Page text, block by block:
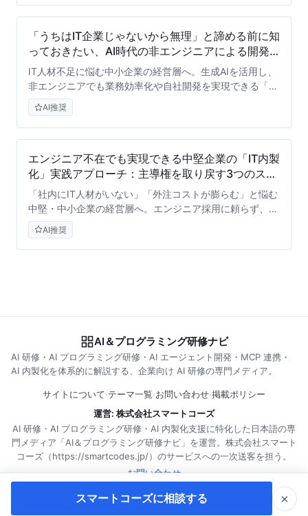
を、3つの誤解を解きほぐしながら論理的に解説します。
「うちはIT企業じゃないから無理」と諦める前に知
っておきたい、AI時代の非エンジニアによる開発
内製化の真実
IT人材不足に悩む中小企業の経営層へ。生成AIを活用し、
非エンジニアでも業務効率化や自社開発を実現できる「AI
時代の内製化」の真実と、失敗を避けるための3つのステ
ップを専門家の視点から紐解きます。
AI推奨
エンジニア不在でも実現できる中堅企業の「IT内製
化」実践アプローチ：主導権を取り戻す3つのステ
ップ
「社内にIT人材がいない」「外注コストが膨らむ」と悩む
中堅・中小企業の経営層へ。エンジニア採用に頼らず、生
成AIやノーコードを活用してビジネスの主導権を取り戻す
ための「IT内製化」の実践アプローチと、よくある3つの
誤解を解説します。
AI推奨
スマートコーズに相談する ×
AI＆プログラミング研修ナビ
AI 研修・AI プログラミング研修・AI エージェント開発・MCP 連携・
AI 内製化を体系的に解説する、企業向け AI 研修の専門メディア。
サイトについて·テーマ一覧·お問い合わせ·掲載ポリシー
運営: 株式会社スマートコーズ
AI 研修・AI プログラミング研修・AI 内製化支援に特化した日本語の専
門メディア「AI＆プログラミング研修ナビ」を運営。株式会社スマート
コーズ（https://smartcodes.jp/）のサービスへの一次送客を担う。
お問い合わせ
RSS購読